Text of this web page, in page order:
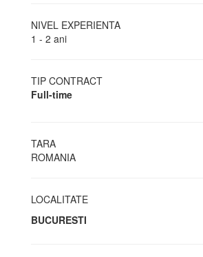
NIVEL EXPERIENTA
1 - 2 ani
TIP CONTRACT
Full-time
TARA
ROMANIA
LOCALITATE
BUCURESTI